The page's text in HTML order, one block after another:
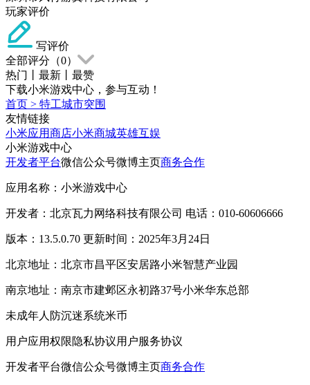
玩家评价
写评价
全部评分（0）
热门
最新
最赞
下载小米游戏中心，参与互动！
首页 > 特工城市突围
友情链接
小米应用商店小米商城英雄互娱
小米游戏中心
开发者平台微信公众号微博主页商务合作
应用名称：小米游戏中心
开发者：北京瓦力网络科技有限公司 电话：010-60606666
版本：13.5.0.70 更新时间：2025年3月24日
北京地址：北京市昌平区安居路小米智慧产业园
南京地址：南京市建邺区永初路37号小米华东总部
未成年人防沉迷系统米币
用户应用权限隐私协议用户服务协议
开发者平台微信公众号微博主页商务合作